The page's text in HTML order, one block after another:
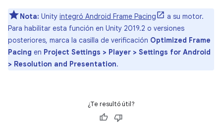
Nota: Unity integró Android Frame Pacing
a su motor.
Para habilitar esta función en Unity 2019.2 o versiones
posteriores, marca la casilla de verificación Optimized Frame
Pacing en Project Settings > Player > Settings for Android
> Resolution and Presentation.
¿Te resultó útil?